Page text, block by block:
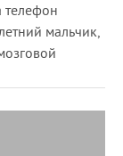
телефон
мальчик,